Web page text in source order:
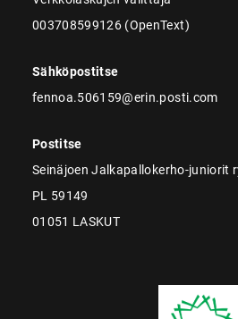
003708599126 (OpenText)
Sähköpostitse
fennoa.506159@erin.posti.com
Postitse
Seinäjoen Jalkapallokerho-juniorit
PL 59149
01051 LASKUT